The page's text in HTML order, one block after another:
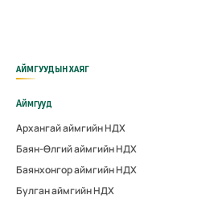
АЙМГУУДЫН ХАЯГ
Аймгууд
Архангай аймгийн НДХ
Баян-Өлгий аймгийн НДХ
Баянхонгор аймгийн НДХ
Булган аймгийн НДХ